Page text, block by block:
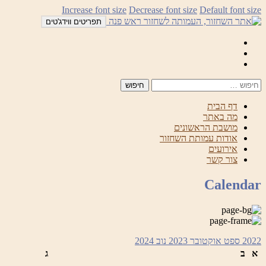
לדלג
לתוכן
Increase font size Decrease font size Default font size
תפריטים ווידג'טים
דף הבית
מה באתר
מושבת הראשונים
אודות עמותת השחזור
אירועים
צור קשר
Calendar
2022 ספט אוקטובר 2023 נוב 2024
א
ב ג